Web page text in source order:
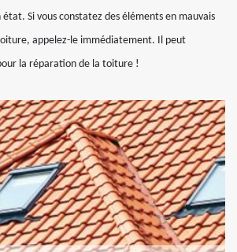
Si vous constatez des éléments en mauvais
appelez-le immédiatement. Il peut
la réparation de la toiture !